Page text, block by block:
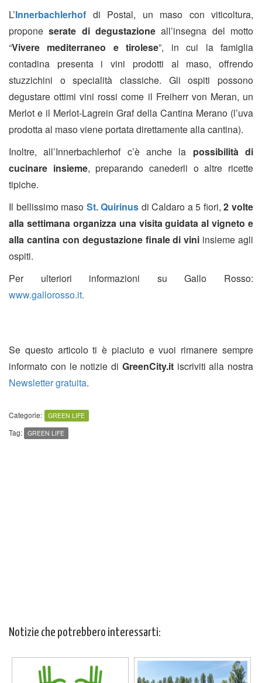
L’Innerbachlerhof di Postal, un maso con viticoltura,
proponeserate di degustazione all’insegna del motto
“Vivere mediterraneo e tirolese”, in cui la famiglia
contadina presenta i vini prodotti al maso, offrendo
stuzzichini o specialità classiche. Gli ospiti possono
degustare ottimi vini rossi come il Freiherr von Meran, un
Merlot e il Merlot-Lagrein Graf della Cantina Merano (l’uva
prodotta al maso viene portata direttamente alla cantina).
Inoltre, all’Innerbachlerhof c’è anche la possibilità di
cucinare insieme, preparando canederli o altre ricette
tipiche.
Il bellissimo maso St. Quirinus di Caldaro a 5 fiori,2 volte
alla settimana organizza una visita guidata al vigneto e
alla cantina con degustazione finale di vini insieme agli
ospiti.
Per ulteriori informazioni su Gallo Rosso:
www.gallorosso.it.
Se questo articolo ti è piaciuto e vuoi rimanere sempre
informato con le notizie di GreenCity.itiscriviti alla nostra
Newsletter gratuita.
Categorie: GREEN LIFE
Tag: GREEN LIFE
Notizie che potrebbero interessarti: